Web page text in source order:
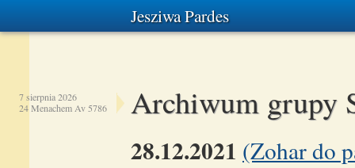
Jesziwa Pardes
7 sierpnia 2026
24 Menachem Av 5786
Archiwum grupy
28.12.2021 (Zohar do